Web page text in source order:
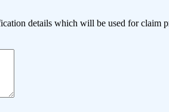
details which will be used for claim